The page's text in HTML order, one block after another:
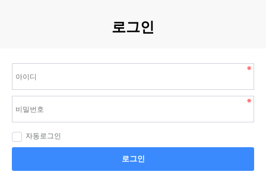
로그인
자동로그인
로그인